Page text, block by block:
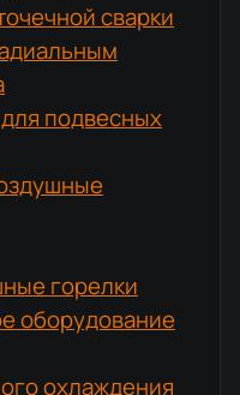
сварки
подвесных
горелки
оборудование
охлаждения